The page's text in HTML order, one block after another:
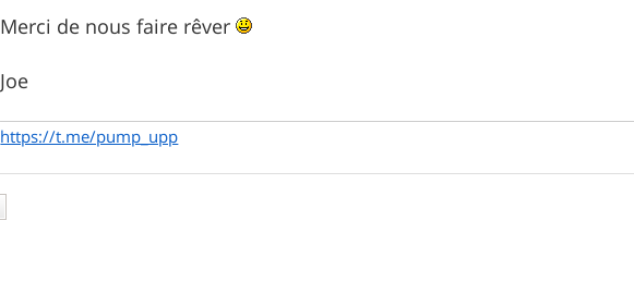
Merci de nous faire rêver
Joe
https://t.me/pump_upp